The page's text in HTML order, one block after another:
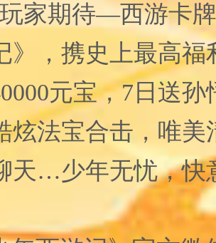
家期待—西游卡
》，携史上最高福
元宝，7日送孙
炫法宝合击，唯美
天…少年无忧，快